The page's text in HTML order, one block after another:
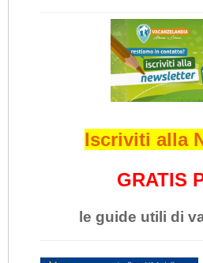
Iscriviti alla
GRATIS
le guide utili di